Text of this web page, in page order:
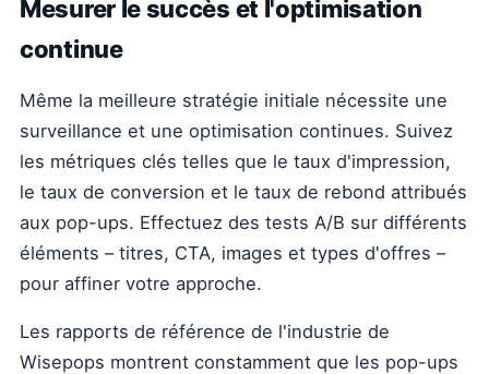
Mesurer le succès et l'optimisation
continue
Même la meilleure stratégie initiale nécessite une
surveillance et une optimisation continues. Suivez
les métriques clés telles que le taux d'impression,
le taux de conversion et le taux de rebond attribués
aux pop-ups. Effectuez des tests A/B sur différents
éléments – titres, CTA, images et types d'offres –
pour affiner votre approche.
Les rapports de référence de l'industrie de
Wisepops montrent constamment que les pop-ups